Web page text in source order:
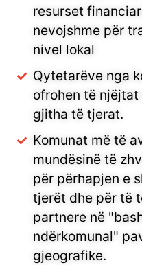
resurset
nevojshme për
nivel lokal
Qytetarëve nga
ofrohen të
gjitha të tjerat.
Komunat më të
mundësinë të
për përhapjen e
tjerët dhe për të
partnere në
ndërkomunal"
gjeografike.